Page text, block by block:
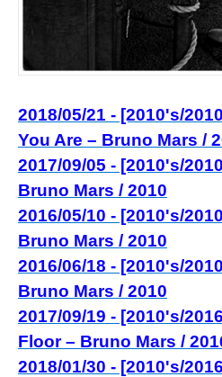
2018/05/21 - [2010's/
You Are – Bruno Mars /
2017/09/05 - [2010's/
Bruno Mars / 2010
2016/05/10 - [2010's/
Bruno Mars / 2010
2016/06/18 - [2010's/
Bruno Mars / 2010
2017/09/19 - [2010's/
Floor – Bruno Mars /
2018/01/30 - [2010's/